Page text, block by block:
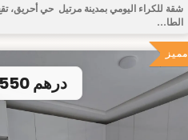
شقة للكراء اليومي بمدينة مرتيل حي أحريق،
الطا...
مميز
550 درهم